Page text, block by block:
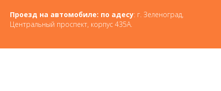
Проезд на автомобиле: по адесу: г. Зеленоград,
Центральный проспект, корпус 435А.